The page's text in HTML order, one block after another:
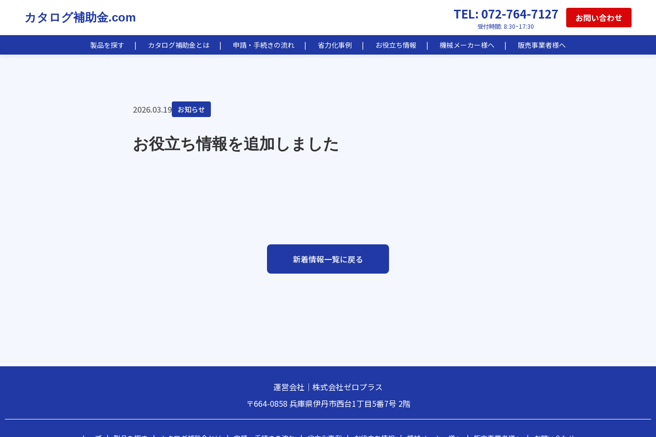
カタログ補助金.com TEL: 072-764-7127
受付時間: 8:30~17:30
お問い合わせ
製品を探す カタログ補助金とは 申請・手続きの流れ 省力化事例 お役立ち情報 機械メーカー様へ 販売事業者様へ
2026.03.19 お知らせ
お役立ち情報を追加しました
新着情報一覧に戻る
運営会社｜株式会社ゼロプラス
〒664-0858 兵庫県伊丹市西台1丁目5番7号 2階